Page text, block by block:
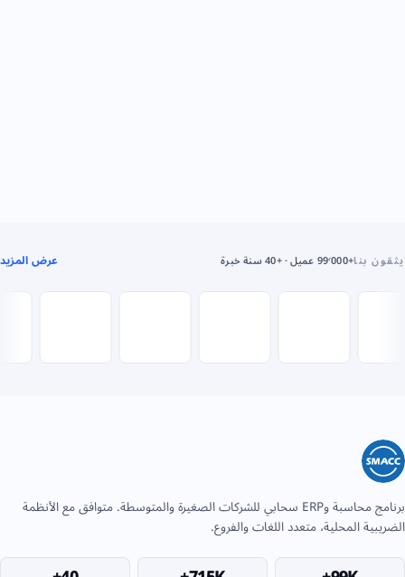
يثقون بنا+99٬000 عميل · +40 سنة خبرة عرض المزيد
برنامج محاسبة وERP سحابي للشركات الصغيرة والمتوسطة. متوافق مع الأنظمة
الضريبية المحلية، متعدد اللغات والفروع.